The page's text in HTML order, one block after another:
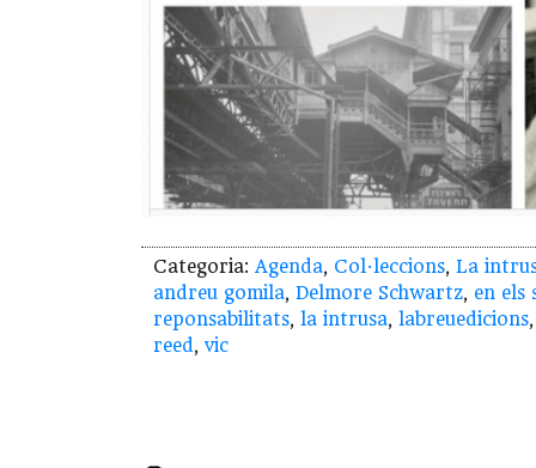
Categoria: Agenda, Col·leccions, La
andreu gomila, Delmore Schwartz, en els
reponsabilitats, la intrusa, labreuedicions
reed, vic